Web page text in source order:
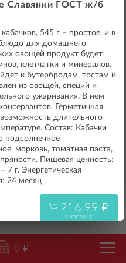
216.99 "
0 "
Славянки ГОСТ ж/б
545 г – простое, и в
для домашнего
овощей продукт будет
клетчатки и минералов.
к бутербродам, тостам и
из овощей, специй и
ужаривания. В нем
Герметичная
длительного
Состав: Кабачки
подсолнечное
морковь, томатная паста,
Пищевая ценность:
7 г. Энергетическая
24 месяц
216.99 "
в корзину